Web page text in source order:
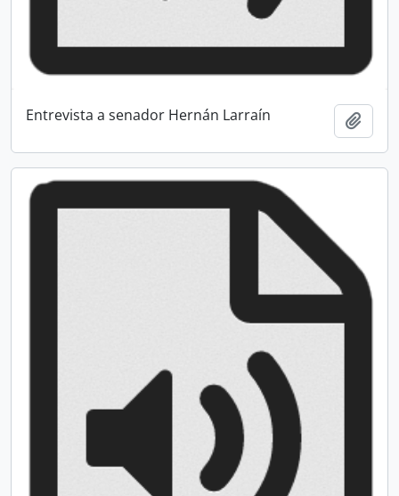
Entrevista a senador Hernán Larraín